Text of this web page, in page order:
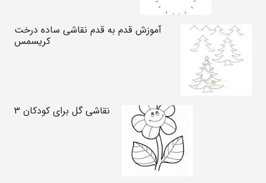
آموزش قدم به قدم نقاشی ساده درخت
کریسمس
نقاشی گل برای کودکان ۳